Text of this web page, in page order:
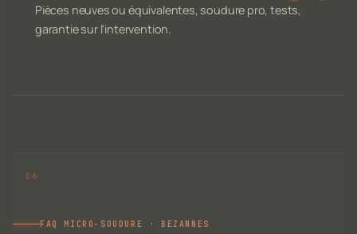
Pièces neuves ou équivalentes, soudure pro, tests,
garantie sur l'intervention.
FAQ MICRO-SOUDURE · BEZANNES